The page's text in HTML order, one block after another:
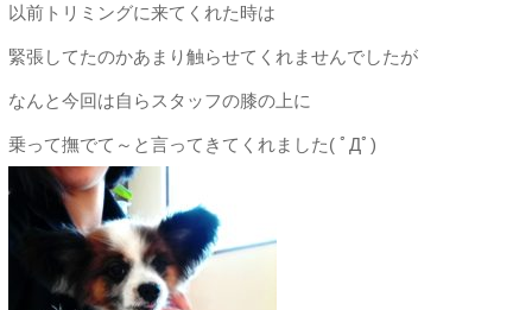
以前トリミングに来てくれた時は
緊張してたのかあまり触らせてくれませんでしたが
なんと今回は自らスタッフの膝の上に
乗って撫でて～と言ってきてくれました( ﾟДﾟ)